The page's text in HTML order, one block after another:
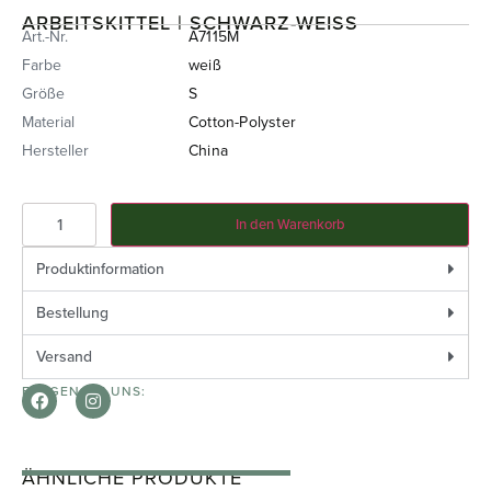
ARBEITSKITTEL | SCHWARZ-WEISS
Art.-Nr.
A7115M
Farbe
weiß
Größe
S
Material
Cotton-Polyster
Hersteller
China
In den Warenkorb
Produktinformation
Bestellung
Versand
FOLGEN SIE UNS:
ÄHNLICHE PRODUKTE